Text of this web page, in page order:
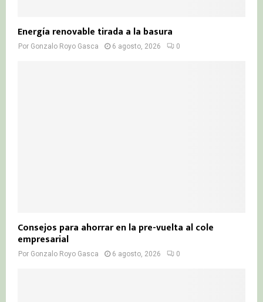
Energía renovable tirada a la basura
Por Gonzalo Royo Gasca 6 agosto, 2026 0
Consejos para ahorrar en la pre-vuelta al cole
empresarial
Por Gonzalo Royo Gasca 6 agosto, 2026 0